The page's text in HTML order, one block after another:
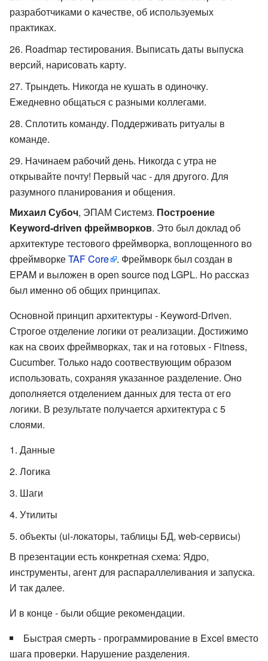
разработчиками о качестве, об используемых
практиках.
Roadmap тестирования. Выписать даты выпуска
версий, нарисовать карту.
Трындеть. Никогда не кушать в одиночку.
Ежедневно общаться с разными коллегами.
Сплотить команду. Поддерживать ритуалы в
команде.
Начинаем рабочий день. Никогда с утра не
открывайте почту! Первый час - для другого. Для
разумного планирования и общения.
Михаил Субоч, ЭПАМ Системз. Построение
Keyword-driven фреймворков. Это был доклад об
архитектуре тестового фреймворка, воплощенного во
фреймворкеTAF Core
. Фреймворк был создан в
EPAM и выложен в open source под LGPL. Но рассказ
был именно об общих принципах.
Основной принцип архитектуры - Keyword-Driven.
Строгое отделение логики от реализации. Достижимо
как на своих фреймворках, так и на готовых - Fitness,
Cucumber. Только надо соотвествующим образом
использовать, сохраняя указанное разделение. Оно
дополняется отделением данных для теста от его
логики. В результате получается архитектура с 5
слоями.
Данные
Логика
Шаги
Утилиты
объекты (ui-локаторы, таблицы БД, web-сервисы)
В презентации есть конкретная схема: Ядро,
инструменты, агент для распараллеливания и запуска.
И так далее.
И в конце - были общие рекомендации.
Быстрая смерть - программирование в Excel вместо
шага проверки. Нарушение разделения.